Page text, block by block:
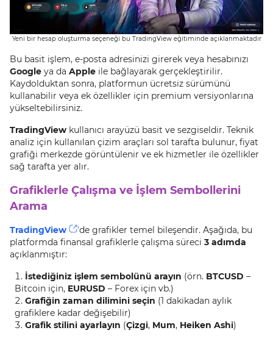
Yeni bir hesap oluşturma seçeneği bu TradingView eğitiminde açıklanmaktadır
Bu basit işlem, e-posta adresinizi girerek veya hesabınızı
Google ya da Apple ile bağlayarak gerçekleştirilir.
Kaydolduktan sonra, platformun ücretsiz sürümünü
kullanabilir veya ek özellikler için premium versiyonlarına
yükseltebilirsiniz.
TradingView kullanıcı arayüzü basit ve sezgiseldir. Teknik
analiz için kullanılan çizim araçları sol tarafta bulunur, fiyat
grafiği merkezde görüntülenir ve ek hizmetler ile özellikler
sağ tarafta yer alır.
Grafiklerle Çalışma ve İşlem Sembollerini
Arama
TradingView ’de grafikler temel bileşendir. Aşağıda, bu
platformda finansal grafiklerle çalışma süreci 3 adımda
açıklanmıştır:
İstediğiniz işlem sembolünü arayın (örn. BTCUSD –
Bitcoin için, EURUSD – Forex için vb.)
Grafiğin zaman dilimini seçin (1 dakikadan aylık
grafiklere kadar değişebilir)
Grafik stilini ayarlayın (Çizgi, Mum, Heiken Ashi)